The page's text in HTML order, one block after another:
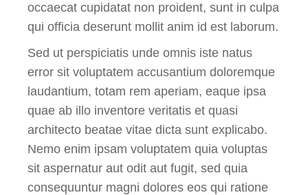
occaecat cupidatat non proident, sunt in culpa
qui officia deserunt mollit anim id est laborum.
Sed ut perspiciatis unde omnis iste natus
error sit voluptatem accusantium doloremque
laudantium, totam rem aperiam, eaque ipsa
quae ab illo inventore veritatis et quasi
architecto beatae vitae dicta sunt explicabo.
Nemo enim ipsam voluptatem quia voluptas
sit aspernatur aut odit aut fugit, sed quia
consequuntur magni dolores eos qui ratione